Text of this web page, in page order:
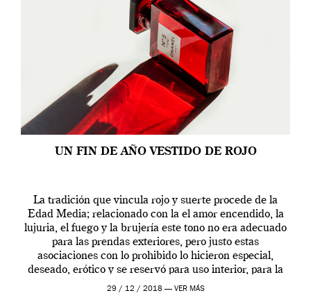
UN FIN DE AÑO VESTIDO DE ROJO
La tradición que vincula rojo y suerte procede de la
Edad Media; relacionado con la el amor encendido, la
lujuria, el fuego y la brujería este tono no era adecuado
para las prendas exteriores, pero justo estas
asociaciones con lo prohibido lo hicieron especial,
deseado, erótico y se reservó para uso interior, para la
ropa […]
29 / 12 / 2018 — VER MÁS